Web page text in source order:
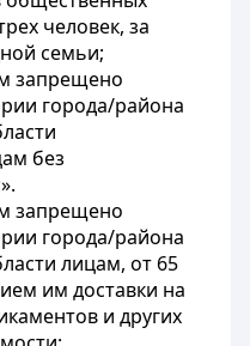
человек, за
семьи;
запрещено
города/района
без
запрещено
города/района
лицам, от 65
им доставки на
и других